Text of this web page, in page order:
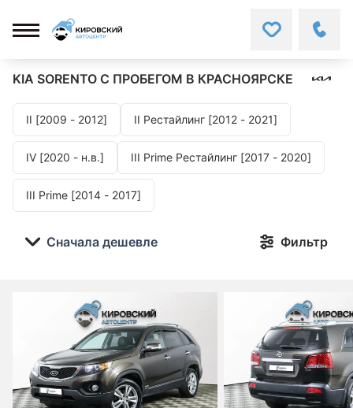
KIA SORENTO С ПРОБЕГОМ В КРАСНОЯРСКЕ
II [2009 - 2012] II Рестайлинг [2012 - 2021]
IV [2020 - н.в.] III Prime Рестайлинг [2017 - 2020]
III Prime [2014 - 2017]
Фильтр
Сначала дешевле